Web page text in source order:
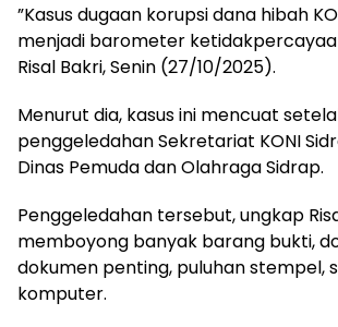
”Kasus dugaan korupsi dana hibah
menjadi barometer
Risal Bakri, Senin (27/10/2025).
Menurut dia, kasus ini mencuat
penggeledahan Sekretariat KONI
Dinas Pemuda dan Olahraga Sidrap.
Penggeledahan tersebut, ungkap
memboyong banyak barang bukti,
dokumen penting, puluhan stempel,
komputer.